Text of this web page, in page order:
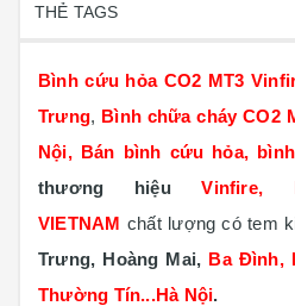
THẺ TAGS
Bình cứu hỏa CO2 MT3
Trưng, Bình chữa cháy CO2
Nội, Bán bình cứu hỏa,
thương hiệuVinfire,
VIETNAM chất lượng có tem
Trưng, Hoàng Mai, Ba Đình,
Thường Tín...Hà Nội.